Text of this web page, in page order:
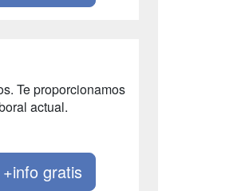
Te proporcionamos
actual.
+info gratis